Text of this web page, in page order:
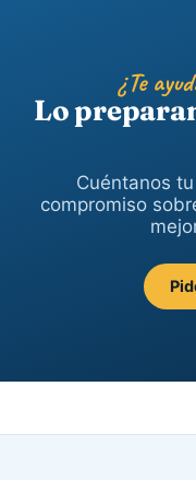
¿Te
Lo
Cuéntanos
compromiso